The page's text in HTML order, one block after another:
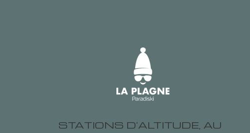
STATIONS D'ALTITUDE, AU